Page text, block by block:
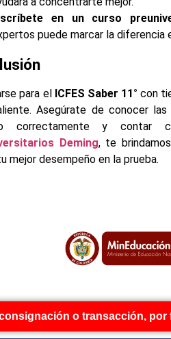
en un curso
puede marcar la diferencia
para el ICFES Saber 11° con
Asegúrate de conocer
correctamente y contar
Deming, te
mejor desempeño en la prueba.
o transacción,